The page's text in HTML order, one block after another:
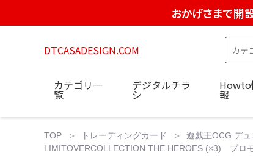
おかげさまで開
DTCASADESIGN.COM
カテゴリ一
覧
デジタルチラ
シ
Howto
報
TOP トレーディングカード
遊戯王OCG デ
LIMITOVERCOLLECTION THE HEROES (×3) プロ